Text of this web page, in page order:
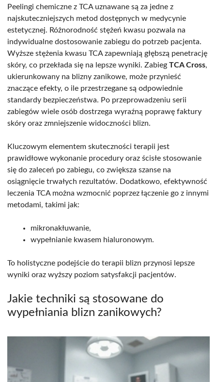
Peelingi chemiczne z TCA uznawane są za jedne z
najskuteczniejszych metod dostępnych w medycynie
estetycznej. Różnorodność stężeń kwasu pozwala na
indywidualne dostosowanie zabiegu do potrzeb pacjenta.
Wyższe stężenia kwasu TCA zapewniają głębszą penetrację
skóry, co przekłada się na lepsze wyniki. Zabieg TCA Cross,
ukierunkowany na blizny zanikowe, może przynieść
znaczące efekty, o ile przestrzegane są odpowiednie
standardy bezpieczeństwa. Po przeprowadzeniu serii
zabiegów wiele osób dostrzega wyraźną poprawę faktury
skóry oraz zmniejszenie widoczności blizn.
Kluczowym elementem skuteczności terapii jest
prawidłowe wykonanie procedury oraz ścisłe stosowanie
się do zaleceń po zabiegu, co zwiększa szanse na
osiągnięcie trwałych rezultatów. Dodatkowo, efektywność
leczenia TCA można wzmocnić poprzez łączenie go z innymi
metodami, takimi jak:
mikronakłuwanie,
wypełnianie kwasem hialuronowym.
To holistyczne podejście do terapii blizn przynosi lepsze
wyniki oraz wyższy poziom satysfakcji pacjentów.
Jakie techniki są stosowane do
wypełniania blizn zanikowych?